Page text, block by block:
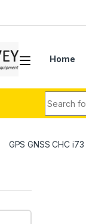
Home
GPS GNSS CHC